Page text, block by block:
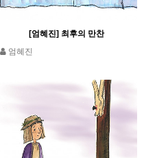
[엄혜진] 최후의 만찬
엄혜진